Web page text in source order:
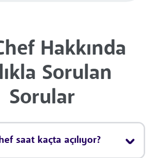
Hakkında
Sorulan
Sorular
saat kaçta açılıyor?